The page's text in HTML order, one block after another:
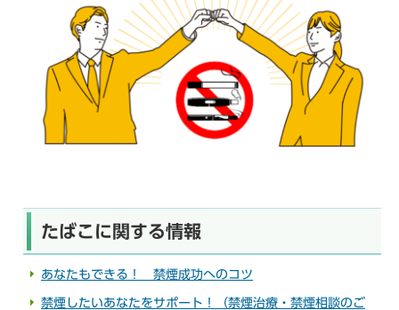
たばこに関する情報
あなたもできる！ 禁煙成功へのコツ
禁煙したいあなたをサポート！（禁煙治療・禁煙相談のご